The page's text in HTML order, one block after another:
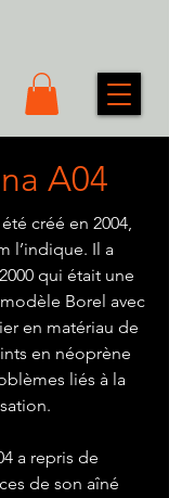
A04
créé en 2004,
l’indique. Il a
qui était une
Borel avec
en matériau de
en néoprène
liés à la
a repris de
de son aîné